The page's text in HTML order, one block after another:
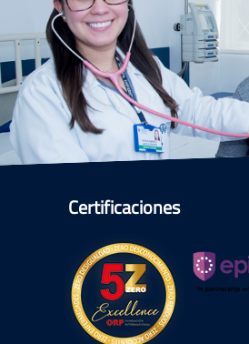
Certificaciones